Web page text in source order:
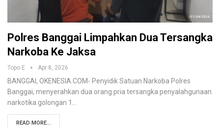
Polres Banggai Limpahkan Dua Tersangka
Narkoba Ke Jaksa
Topo E Apr 8, 2026
BANGGAI, OKENESIA.COM- Penyidik Satuan Narkoba Polres
Banggai, menyerahkan dua orang pria tersangka penyalahgunaan
narkotika golongan 1…
READ MORE...